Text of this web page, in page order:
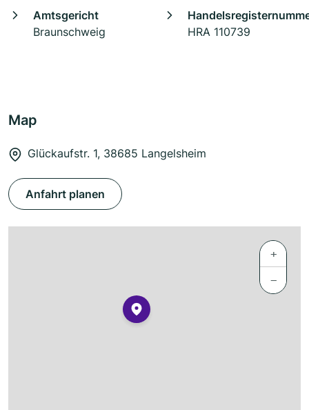
Amtsgericht
Braunschweig
HRA 110739
Map
Glückaufstr. 1, 38685 Langelsheim
Anfahrt planen
+
−